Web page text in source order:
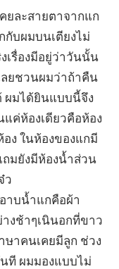
ยละสายตาจากแก
กับผมบนเตียงไม่
เรื่องมีอยู่ว่าวันนั้น
ยชวนผมว่าถ้าคืน
ผมได้ยินแบบนี้จึง
ค่ห้องเดียวคือห้อง
ง ในห้องของแกมี
มยังมีห้องน้ำส่วน
ว
าบน้ำแกคือผ้า
งช้าๆเนินอกที่ขาว
าคนเคยมีลูก ช่วง
ที ผมมองแบบไม่